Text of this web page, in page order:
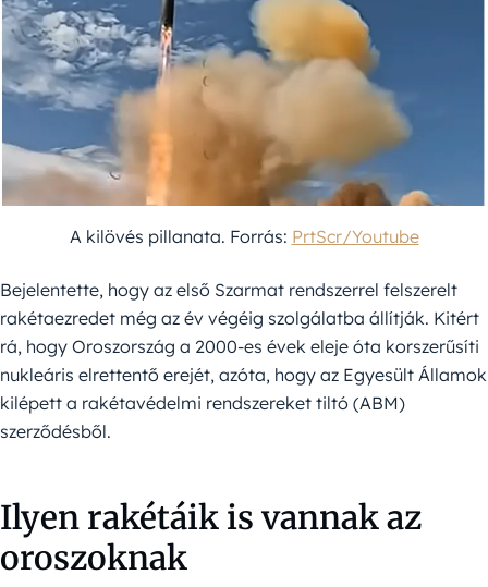
A kilövés pillanata. Forrás: PrtScr/Youtube
Bejelentette, hogy az első Szarmat rendszerrel felszerelt
rakétaezredet még az év végéig szolgálatba állítják. Kitért
rá, hogy Oroszország a 2000-es évek eleje óta korszerűsíti
nukleáris elrettentő erejét, azóta, hogy az Egyesült Államok
kilépett a rakétavédelmi rendszereket tiltó (ABM)
szerződésből.
Ilyen rakétáik is vannak az
oroszoknak